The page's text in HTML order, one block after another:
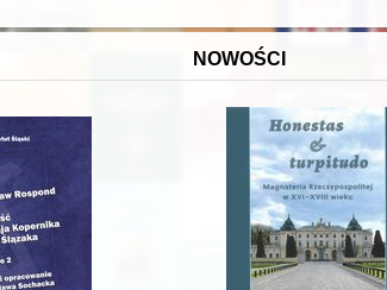
NOWOŚCI